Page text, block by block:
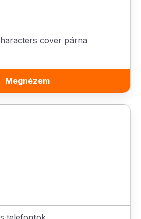
cover párna
Megnézem